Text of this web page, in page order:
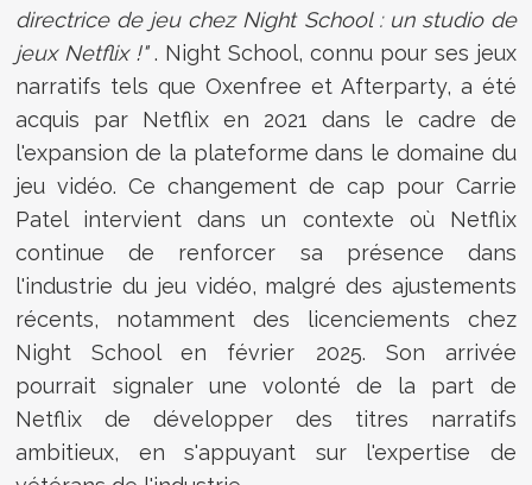
directrice de jeu chez Night School : un studio de
jeux Netflix !". Night School, connu pour ses jeux
narratifs tels que Oxenfree et Afterparty, a été
acquis par Netflix en 2021 dans le cadre de
l'expansion de la plateforme dans le domaine du
jeu vidéo. Ce changement de cap pour Carrie
Patel intervient dans un contexte où Netflix
continue de renforcer sa présence dans
l'industrie du jeu vidéo, malgré des ajustements
récents, notamment des licenciements chez
Night School en février 2025. Son arrivée
pourrait signaler une volonté de la part de
Netflix de développer des titres narratifs
ambitieux, en s'appuyant sur l'expertise de